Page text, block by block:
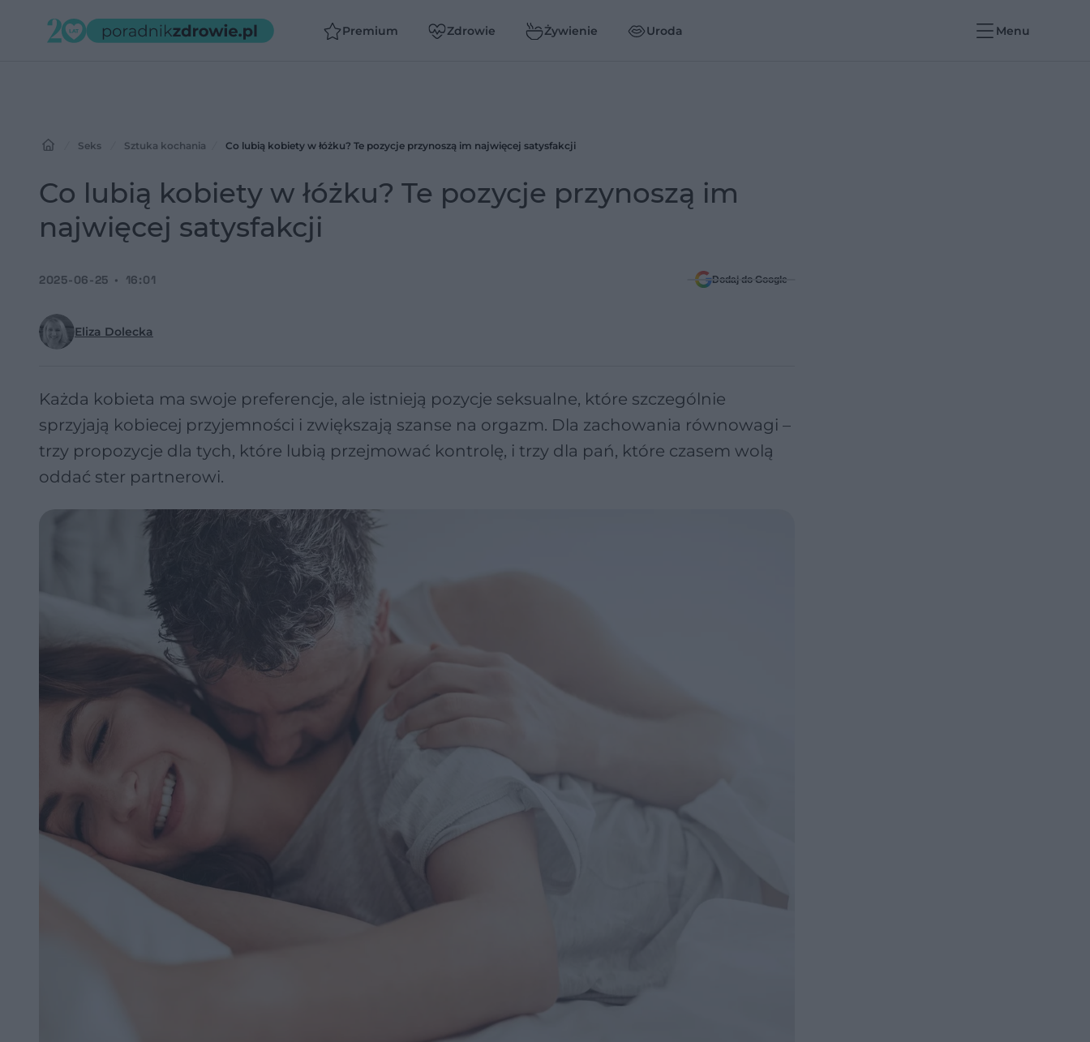
Premium Zdrowie Żywienie Uroda Menu
Seks Sztuka kochania Co lubią kobiety w łóżku? Te pozycje przynoszą im najwięcej satysfakcji
Co lubią kobiety w łóżku? Te pozycje przynoszą im
najwięcej satysfakcji
Eliza Dolecka
2025-06-25 16:01 Dodaj do Google
Każda kobieta ma swoje preferencje, ale istnieją pozycje seksualne, które szczególnie
sprzyjają kobiecej przyjemności i zwiększają szanse na orgazm. Dla zachowania równowagi –
trzy propozycje dla tych, które lubią przejmować kontrolę, i trzy dla pań, które czasem wolą
oddać ster partnerowi.